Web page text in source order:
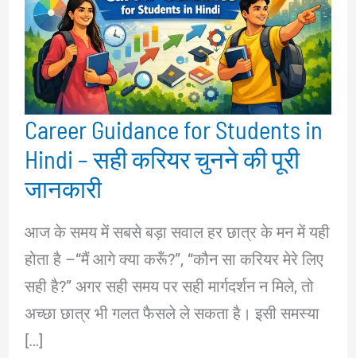
Career Guidance for Students in
Hindi – सही करियर चुनने की पूरी
जानकारी
आज के समय में सबसे बड़ा सवाल हर छात्र के मन में यही
होता है –“मैं आगे क्या करूँ?”, “कौन सा करियर मेरे लिए
सही है?” अगर सही समय पर सही मार्गदर्शन न मिले, तो
अच्छा छात्र भी गलत फैसले ले सकता है। इसी समस्या
[…]